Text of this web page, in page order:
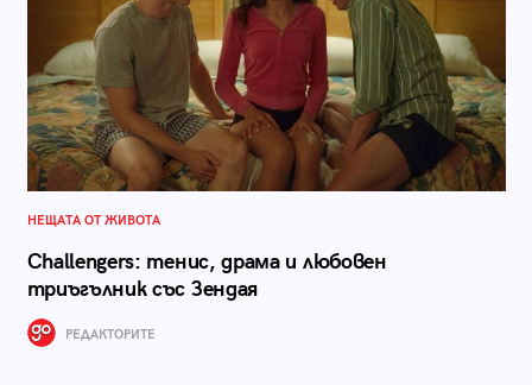
НЕЩАТА ОТ ЖИВОТА
Challengers: тенис, драма и любовен
триъгълник със Зендая
РЕДАКТОРИТЕ